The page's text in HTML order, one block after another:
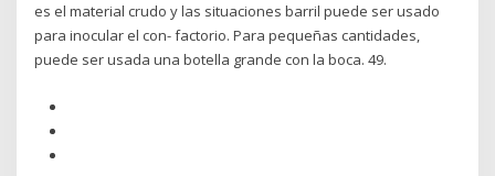
es el material crudo y las situaciones barril puede ser usado
para inocular el con- factorio. Para pequeñas cantidades,
puede ser usada una botella grande con la boca. 49.